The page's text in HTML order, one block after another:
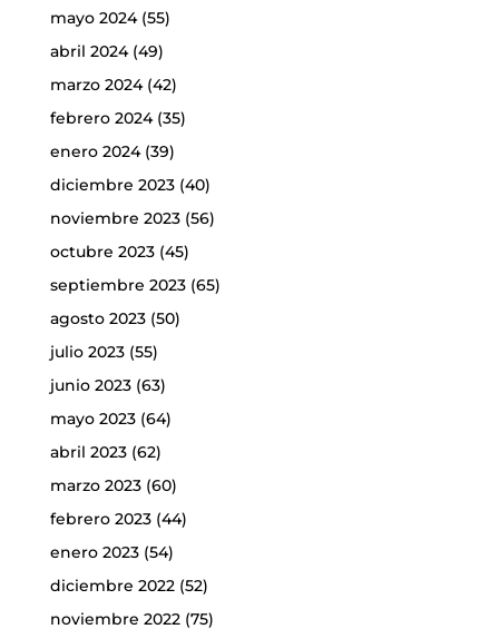
mayo 2024(55)
abril 2024(49)
marzo 2024(42)
febrero 2024(35)
enero 2024(39)
diciembre 2023(40)
noviembre 2023(56)
octubre 2023(45)
septiembre 2023(65)
agosto 2023(50)
julio 2023(55)
junio 2023(63)
mayo 2023(64)
abril 2023(62)
marzo 2023(60)
febrero 2023(44)
enero 2023(54)
diciembre 2022(52)
noviembre 2022(75)